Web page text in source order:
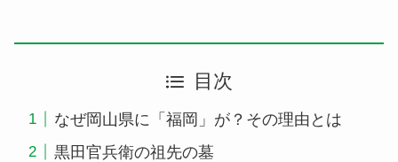
目次
なぜ岡山県に「福岡」が？その理由とは
黒田官兵衛の祖先の墓